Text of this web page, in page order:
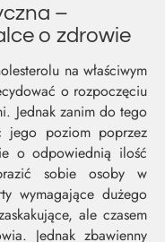
–
o zdrowie
na właściwym
o rozpoczęciu
Jednak zanim do tego
jego poziom poprzez
o odpowiednią ilość
sobie osoby w
wymagające dużego
ale czasem
Jednak zbawienny